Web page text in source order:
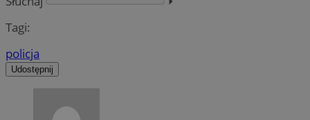
Tagi:
policja
Udostępnij